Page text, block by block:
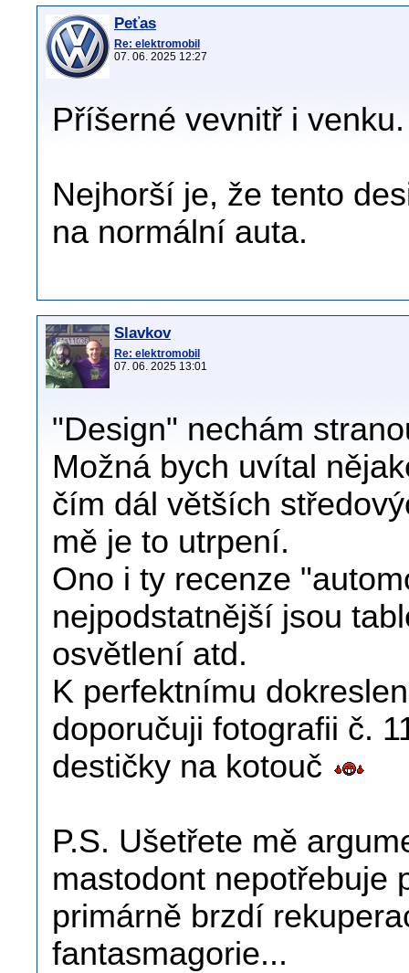
Peťas
Re: elektromobil
07. 06. 2025 12:27
Příšerné vevnitř i venku.
Nejhorší je, že tento
na normální auta.
Slavkov
Re: elektromobil
07. 06. 2025 13:01
"Design" nechám
Možná bych uvítal
čím dál větších
mě je to utrpení.
Ono i ty recenze
nejpodstatnější jsou
osvětlení atd.
K perfektnímu
doporučuji fotografii č.
destičky na kotouč
P.S. Ušetřete mě
mastodont nepotřebuje
primárně brzdí
fantasmagorie...